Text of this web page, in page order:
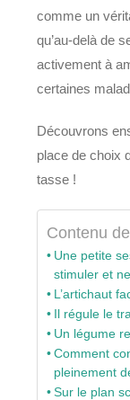
comme un
qu’au-delà de
activement à
certaines
Découvrons
place de choix
tasse !
Contenu
Une petite
stimuler et
L’artichaut
Il régule le
Un légume
Comment
pleinement
Sur le plan